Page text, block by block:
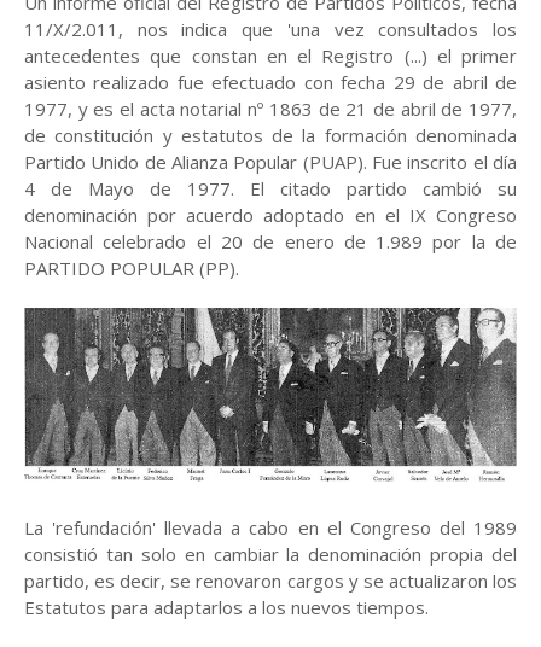
11/X/2.011, nos indica que 'una vez consultados los
antecedentes que constan en el Registro (...) el primer
asiento realizado fue efectuado con fecha 29 de abril de
1977, y es el acta notarial nº 1863 de 21 de abril de 1977,
de constitución y estatutos de la formación denominada
Partido Unido de Alianza Popular (PUAP). Fue inscrito el día
4 de Mayo de 1977. El citado partido cambió su
denominación por acuerdo adoptado en el IX Congreso
Nacional celebrado el 20 de enero de 1.989 por la de
PARTIDO POPULAR (PP).
La 'refundación' llevada a cabo en el Congreso del 1989
consistió tan solo en cambiar la denominación propia del
partido, es decir, se renovaron cargos y se actualizaron los
Estatutos para adaptarlos a los nuevos tiempos.